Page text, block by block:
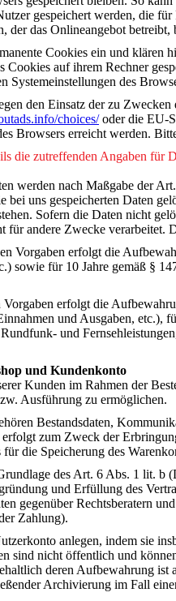
gespeichert werden, die
der das Onlineangebot
Cookies ein und klären
Cookies auf ihrem Rechner
Systemeinstellungen des
den Einsatz der zu
choices/oder die EU-
Browsers erreicht werden.
die zutreffenden Angaben für
werden nach Maßgabe der
bei uns gespeicherten Daten
Sofern die Daten nicht
für andere Zwecke verarbeitet.
Vorgaben erfolgt die
sowie für 10 Jahre gemäß §
Vorgaben erfolgt die
und Ausgaben, etc.),
und
und Kundenkonto
Kunden im Rahmen der
Ausführung zu ermöglichen.
Bestandsdaten,
zum Zweck der
die Speicherung des
des Art. 6 Abs. 1 lit.
und Erfüllung des
gegenüber Rechtsberatern
Zahlung).
anlegen, indem sie
sind nicht öffentlich und
deren Aufbewahrung
Archivierung im Fall